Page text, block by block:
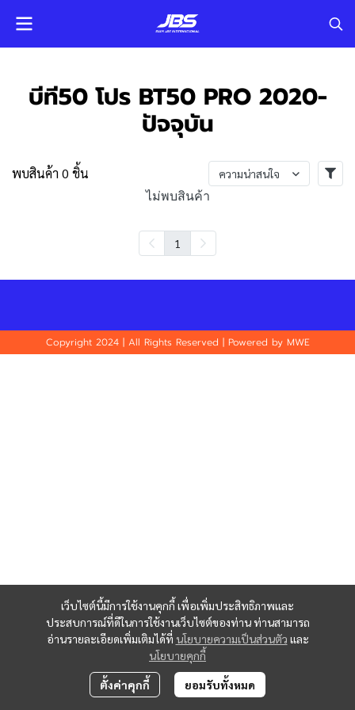
บีที50 โปร BT50 PRO 2020-
ปัจจุบัน
พบสินค้า 0 ชิ้น ความน่าสนใจ
ไม่พบสินค้า
1
เว็บไซต์นี้มีการใช้งานคุกกี้ เพื่อเพิ่มประสิทธิภาพและ
ประสบการณ์ที่ดีในการใช้งานเว็บไซต์ของท่าน ท่านสามารถ
อ่านรายละเอียดเพิ่มเติมได้ที่ นโยบายความเป็นส่วนตัว และ
นโยบายคุกกี้
ตั้งค่าคุกกี้ ยอมรับทั้งหมด
Copyright 2024 | All Rights Reserved | Powered by MWE